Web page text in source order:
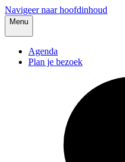
Navigeer naar hoofdinhoud
Menu
Agenda
Plan je bezoek